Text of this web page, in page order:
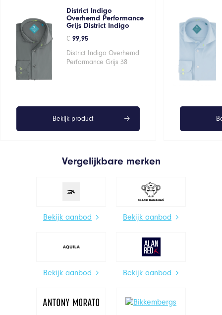
District Indigo
Overhemd Performance
Grijs District Indigo
€ 99,95
District Indigo Overhemd
Performance Grijs 38
Bekijk product
Vergelijkbare merken
Bekijk aanbod Bekijk aanbod
Bekijk aanbod Bekijk aanbod